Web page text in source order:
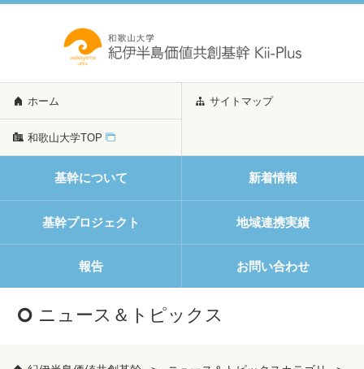
ホーム サイトマップ
和歌山大学TOP
基幹について 新着情報
基幹プロジェクト 地域連携実績
報告 お問い合わせ
ニュース＆トピックス